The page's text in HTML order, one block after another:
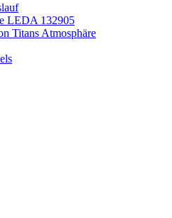
LEDA 132905
Titans Atmosphäre